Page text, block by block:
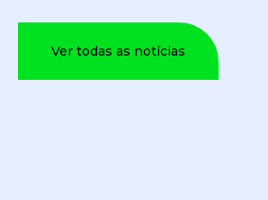
Ver todas as notícias